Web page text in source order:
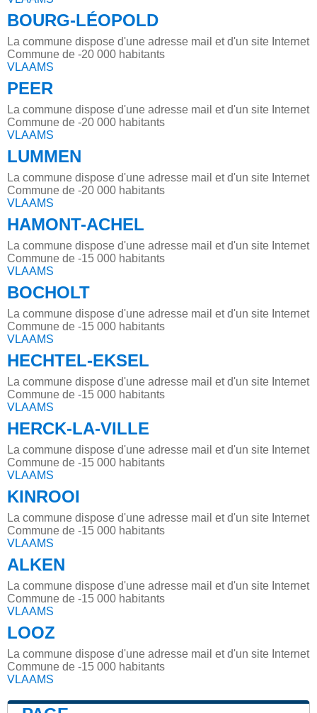
BOURG-LÉOPOLD
La commune dispose d'une adresse mail et d'un site Internet
Commune de -20 000 habitants
VLAAMS
PEER
La commune dispose d'une adresse mail et d'un site Internet
Commune de -20 000 habitants
VLAAMS
LUMMEN
La commune dispose d'une adresse mail et d'un site Internet
Commune de -20 000 habitants
VLAAMS
HAMONT-ACHEL
La commune dispose d'une adresse mail et d'un site Internet
Commune de -15 000 habitants
VLAAMS
BOCHOLT
La commune dispose d'une adresse mail et d'un site Internet
Commune de -15 000 habitants
VLAAMS
HECHTEL-EKSEL
La commune dispose d'une adresse mail et d'un site Internet
Commune de -15 000 habitants
VLAAMS
HERCK-LA-VILLE
La commune dispose d'une adresse mail et d'un site Internet
Commune de -15 000 habitants
VLAAMS
KINROOI
La commune dispose d'une adresse mail et d'un site Internet
Commune de -15 000 habitants
VLAAMS
ALKEN
La commune dispose d'une adresse mail et d'un site Internet
Commune de -15 000 habitants
VLAAMS
LOOZ
La commune dispose d'une adresse mail et d'un site Internet
Commune de -15 000 habitants
VLAAMS